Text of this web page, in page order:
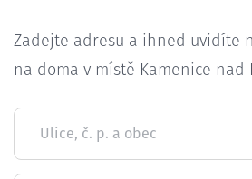
Zadejte adresu a ihned uvidíte
na doma v místě Kamenice nad
Ulice, č. p. a obec